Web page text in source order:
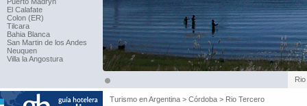
El Calafate
Colon (ER)
Tilcara
Bahia Blanca
San Martin de los Andes
Neuquen
Villa la Angostura
Turismo enArgentina > Córdoba > Rio Tercero